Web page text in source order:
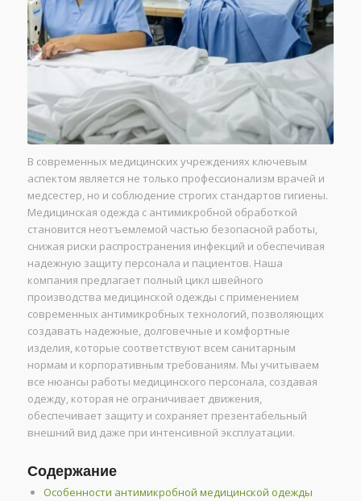
В современных медицинских учреждениях ключевым
аспектом является не только профессионализм врачей и
медсестер, но и соблюдение строгих стандартов гигиены.
Медицинская одежда с антимикробной обработкой
становится неотъемлемой частью безопасной работы,
снижая риски распространения инфекций и обеспечивая
надежную защиту персонала и пациентов. Наша
компания предлагает полный цикл швейного
производства медицинской одежды с применением
современных антимикробных технологий, позволяющих
создавать надежные, долговечные и комфортные
изделия, которые соответствуют всем санитарным
нормам и корпоративным требованиям. Мы учитываем
все нюансы работы медицинского персонала, создавая
одежду, которая не ограничивает движения,
обеспечивает защиту и сохраняет презентабельный
внешний вид даже при интенсивной эксплуатации.
Содержание
Особенности антимикробной медицинской одежды